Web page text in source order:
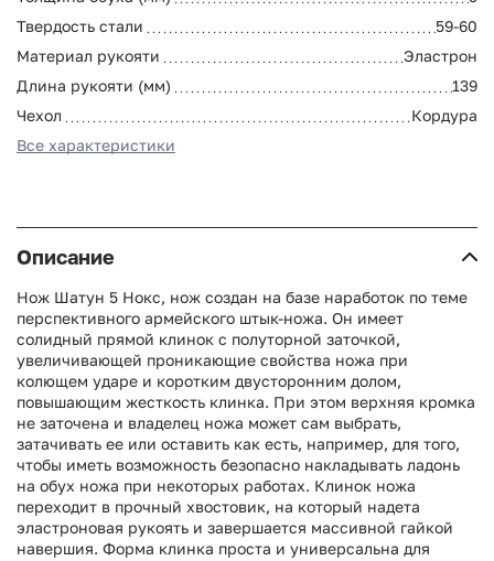
Твердость стали
59-60
Материал рукояти
Эластрон
Длина рукояти (мм)
139
Чехол
Кордура
Все характеристики
Описание
Нож Шатун 5 Нокс, нож создан на базе наработок по теме
перспективного армейского штык-ножа. Он имеет
солидный прямой клинок с полуторной заточкой,
увеличивающей проникающие свойства ножа при
колющем ударе и коротким двусторонним долом,
повышающим жесткость клинка. При этом верхняя кромка
не заточена и владелец ножа может сам выбрать,
затачивать ее или оставить как есть, например, для того,
чтобы иметь возможность безопасно накладывать ладонь
на обух ножа при некоторых работах. Клинок ножа
переходит в прочный хвостовик, на который надета
эластроновая рукоять и завершается массивной гайкой
навершия. Форма клинка проста и универсальна для